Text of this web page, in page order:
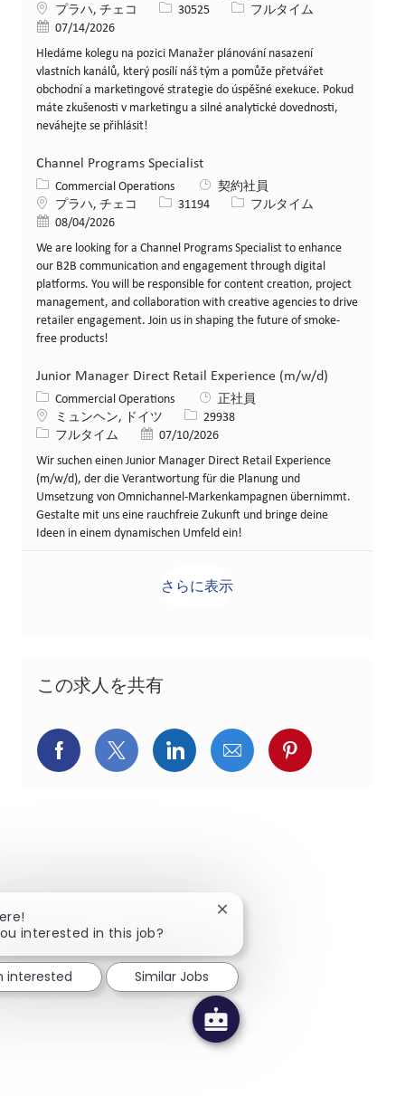
場所プラハ, チェコ 求人ID30525 役職フルタイム
投稿日07/14/2026
Hledáme kolegu na pozici Manažer plánování nasazení
vlastních kanálů, který posílí náš tým a pomůže přetvářet
obchodní a marketingové strategie do úspěšné exekuce. Pokud
máte zkušenosti v marketingu a silné analytické dovednosti,
neváhejte se přihlásit!
Channel Programs Specialist
カテゴリー
Commercial Operations
契約社員
場所プラハ, チェコ 求人ID31194 役職フルタイム
投稿日08/04/2026
We are looking for a Channel Programs Specialist to enhance
our B2B communication and engagement through digital
platforms. You will be responsible for content creation, project
management, and collaboration with creative agencies to drive
retailer engagement. Join us in shaping the future of smoke-
free products!
Junior Manager Direct Retail Experience (m/w/d)
カテゴリー
Commercial Operations
正社員
場所ミュンヘン, ドイツ 求人ID29938
役職フルタイム 投稿日07/10/2026
Wir suchen einen Junior Manager Direct Retail Experience
(m/w/d), der die Verantwortung für die Planung und
Umsetzung von Omnichannel-Markenkampagnen übernimmt.
Gestalte mit uns eine rauchfreie Zukunft und bringe deine
Ideen in einem dynamischen Umfeld ein!
さらに表示
この求人を共有
Facebookでシェア
X(旧Twitter)でシェア
LinkedInでシェア
メールでシェア
Pinterestで
interested in this job?
Close chatbot notification
interested Similar Jobs